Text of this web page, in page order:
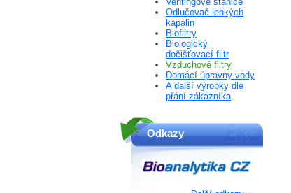
Odlučovač lehkých
kapalin
Biofiltry
Biologický
dočišťovací filtr
Vzduchové filtry
Domácí úpravny vody
A další výrobky dle
přání zákazníka
Odkazy